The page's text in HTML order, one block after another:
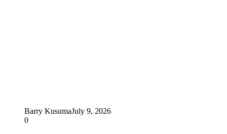
Barry KusumaJuly 9, 2026
0